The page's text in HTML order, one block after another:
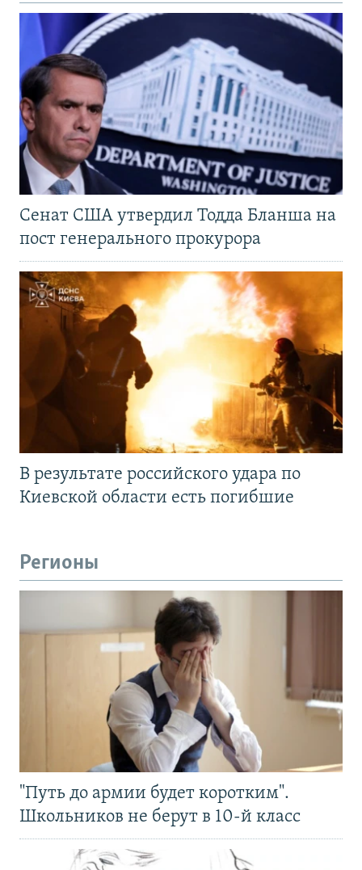
Сенат США утвердил Тодда Бланша на
пост генерального прокурора
В результате российского удара по
Киевской области есть погибшие
Регионы
"Путь до армии будет коротким".
Школьников не берут в 10-й класс